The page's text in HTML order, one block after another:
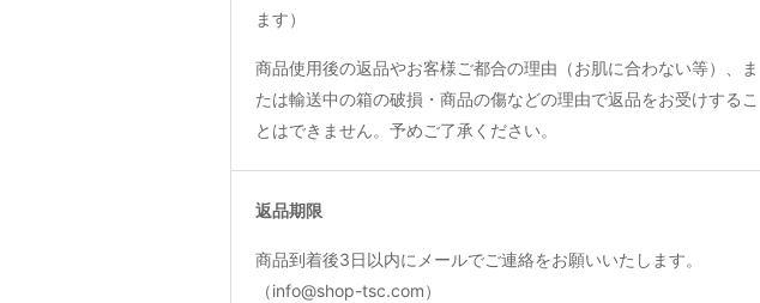
ます）
商品使用後の返品やお客様ご都合の理由（お肌に合わない等）、ま
たは輸送中の箱の破損・商品の傷などの理由で返品をお受けするこ
とはできません。予めご了承ください。
返品期限
商品到着後3日以内にメールでご連絡をお願いいたします。
（info@shop-tsc.com）